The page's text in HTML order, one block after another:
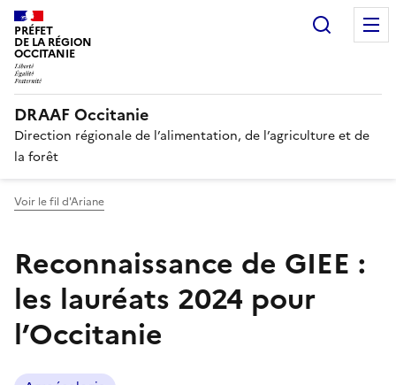
PRÉFET
DE LA RÉGION
OCCITANIE
DRAAF Occitanie
Direction régionale de l’alimentation, de l’agriculture et de
la forêt
Voir le fil d'Ariane
Reconnaissance de GIEE :
les lauréats 2024 pour
l’Occitanie